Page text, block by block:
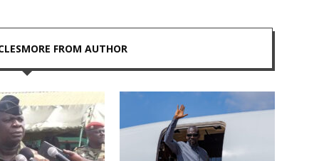
MORE FROM AUTHOR